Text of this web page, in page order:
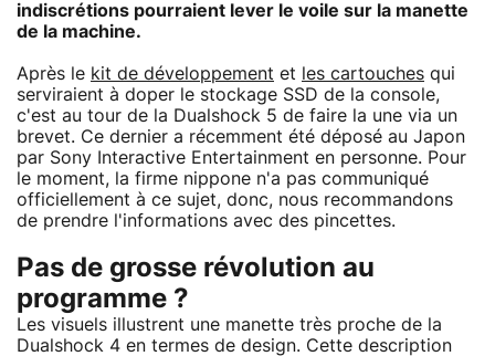
indiscrétions pourraient lever le voile sur la manette
de la machine.
Après le kit de développement et les cartouches qui
serviraient à doper le stockage SSD de la console,
c'est au tour de la Dualshock 5 de faire la une via un
brevet. Ce dernier a récemment été déposé au Japon
par Sony Interactive Entertainment en personne. Pour
le moment, la firme nippone n'a pas communiqué
officiellement à ce sujet, donc, nous recommandons
de prendre l'informations avec des pincettes.
Pas de grosse révolution au
programme ?
Les visuels illustrent une manette très proche de la
Dualshock 4 en termes de design. Cette description